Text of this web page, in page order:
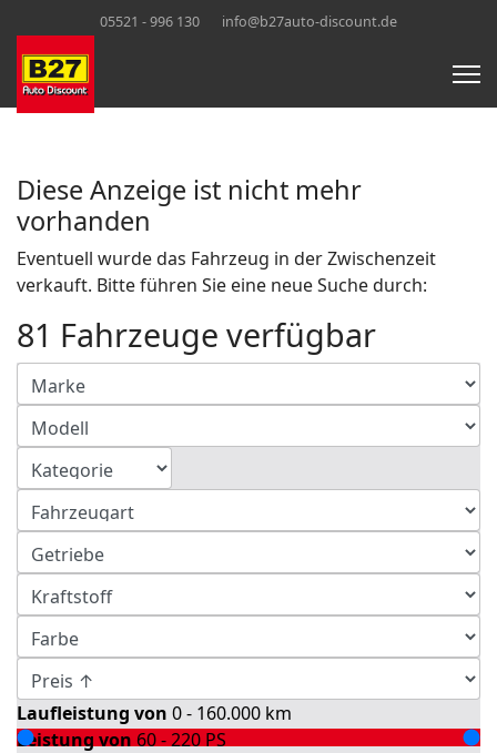
05521 - 996 130 info@b27auto-discount.de
Diese Anzeige ist nicht mehr
vorhanden
Eventuell wurde das Fahrzeug in der Zwischenzeit
verkauft. Bitte führen Sie eine neue Suche durch:
81 Fahrzeuge verfügbar
Laufleistung von 0 - 160.000 km
Leistung von 60 - 220 PS